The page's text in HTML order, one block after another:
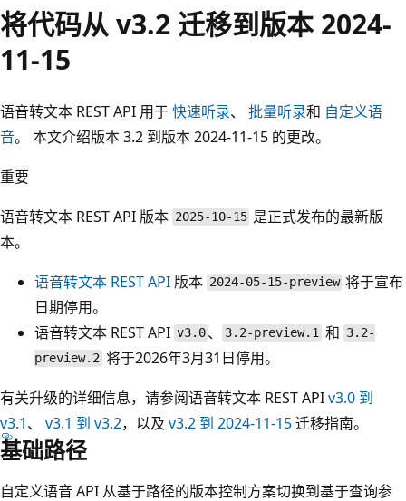
将代码从 v3.2 迁移到版本 2024-
11-15
语音转文本 REST API 用于快速听录、 批量听录和 自定义语
音。 本文介绍版本 3.2 到版本 2024-11-15 的更改。
重要
语音转文本 REST API 版本 2025-10-15 是正式发布的最新版
本。
语音转文本 REST API 版本 2024-05-15-preview 将于宣布
日期停用。
语音转文本 REST API v3.0 、 3.2-preview.1 和 3.2-
preview.2 将于2026年3月31日停用。
有关升级的详细信息，请参阅语音转文本 REST APIv3.0 到
v3.1、 v3.1 到 v3.2，以及 v3.2 到 2024-11-15迁移指南。
基础路径
自定义语音 API 从基于路径的版本控制方案切换到基于查询参